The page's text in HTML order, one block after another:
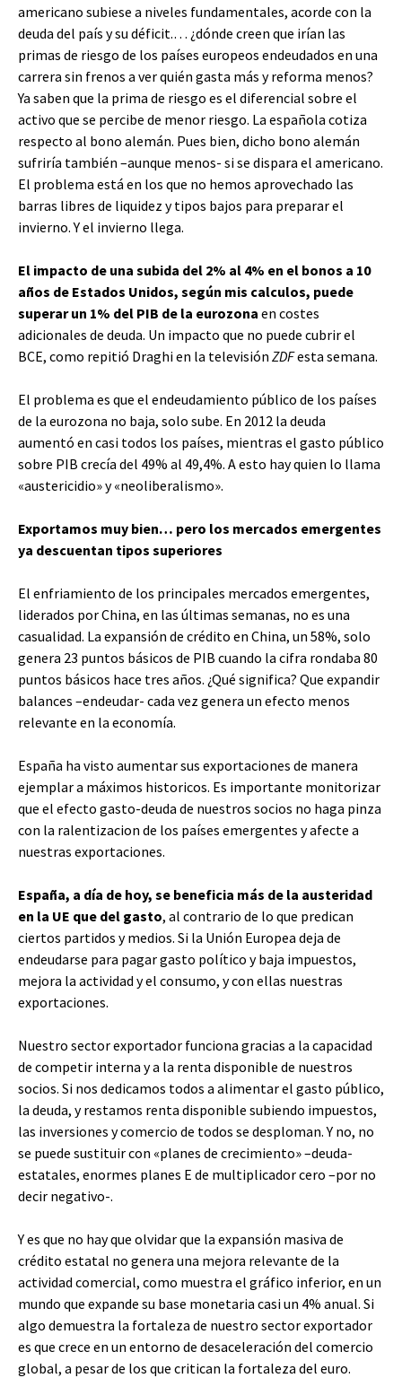
americano subiese a niveles fundamentales, acorde con la
deuda del país y su déficit.… ¿dónde creen que irían las
primas de riesgo de los países europeos endeudados en una
carrera sin frenos a ver quién gasta más y reforma menos?
Ya saben que la prima de riesgo es el diferencial sobre el
activo que se percibe de menor riesgo. La española cotiza
respecto al bono alemán. Pues bien, dicho bono alemán
sufriría también –aunque menos- si se dispara el americano.
El problema está en los que no hemos aprovechado las
barras libres de liquidez y tipos bajos para preparar el
invierno. Y el invierno llega.
El impacto de una subida del 2% al 4% en el bonos a 10
años de Estados Unidos, según mis calculos, puede
superar un 1% del PIB de la eurozona en costes
adicionales de deuda. Un impacto que no puede cubrir el
BCE, como repitió Draghi en la televisión ZDFesta semana.
El problema es que el endeudamiento público de los países
de la eurozona no baja, solo sube. En 2012 la deuda
aumentó en casi todos los países, mientras el gasto público
sobre PIB crecía del 49% al 49,4%. A esto hay quien lo llama
«austericidio» y «neoliberalismo».
Exportamos muy bien… pero los mercados emergentes
ya descuentan tipos superiores
El enfriamiento de los principales mercados emergentes,
liderados por China, en las últimas semanas, no es una
casualidad. La expansión de crédito en China, un 58%, solo
genera 23 puntos básicos de PIB cuando la cifra rondaba 80
puntos básicos hace tres años. ¿Qué significa? Que expandir
balances –endeudar- cada vez genera un efecto menos
relevante en la economía.
España ha visto aumentar sus exportaciones de manera
ejemplar a máximos historicos. Es importante monitorizar
que el efecto gasto-deuda de nuestros socios no haga pinza
con la ralentizacion de los países emergentes y afecte a
nuestras exportaciones.
España, a día de hoy, se beneficia más de la austeridad
en la UE que del gasto, al contrario de lo que predican
ciertos partidos y medios. Si la Unión Europea deja de
endeudarse para pagar gasto político y baja impuestos,
mejora la actividad y el consumo, y con ellas nuestras
exportaciones.
Nuestro sector exportador funciona gracias a la capacidad
de competir interna y a la renta disponible de nuestros
socios. Si nos dedicamos todos a alimentar el gasto público,
la deuda, y restamos renta disponible subiendo impuestos,
las inversiones y comercio de todos se desploman. Y no, no
se puede sustituir con «planes de crecimiento» –deuda-
estatales, enormes planes E de multiplicador cero –por no
decir negativo-.
Y es que no hay que olvidar que la expansión masiva de
crédito estatal no genera una mejora relevante de la
actividad comercial, como muestra el gráfico inferior, en un
mundo que expande su base monetaria casi un 4% anual. Si
algo demuestra la fortaleza de nuestro sector exportador
es que crece en un entorno de desaceleración del comercio
global, a pesar de los que critican la fortaleza del euro.